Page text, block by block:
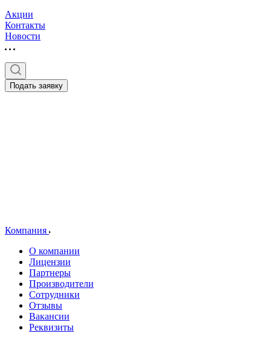
Акции
Контакты
Новости
Подать заявку
Компания
О компании
Лицензии
Партнеры
Производители
Сотрудники
Отзывы
Вакансии
Реквизиты